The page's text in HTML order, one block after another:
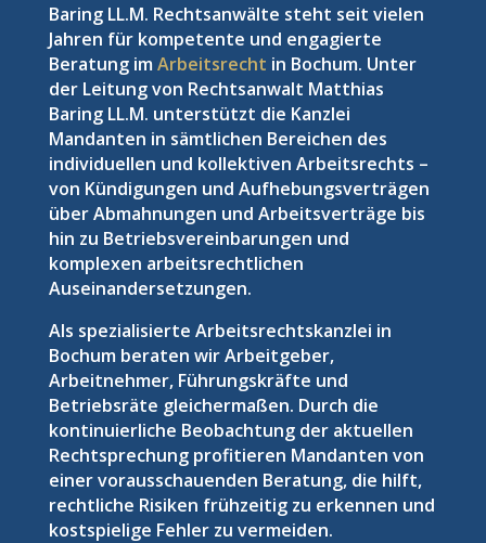
Baring LL.M. Rechtsanwälte steht seit vielen
Jahren für kompetente und engagierte
Beratung imArbeitsrecht in Bochum. Unter
der Leitung von Rechtsanwalt Matthias
Baring LL.M. unterstützt die Kanzlei
Mandanten in sämtlichen Bereichen des
individuellen und kollektiven Arbeitsrechts –
von Kündigungen und Aufhebungsverträgen
über Abmahnungen und Arbeitsverträge bis
hin zu Betriebsvereinbarungen und
komplexen arbeitsrechtlichen
Auseinandersetzungen.
Als spezialisierte Arbeitsrechtskanzlei in
Bochum beraten wir Arbeitgeber,
Arbeitnehmer, Führungskräfte und
Betriebsräte gleichermaßen. Durch die
kontinuierliche Beobachtung der aktuellen
Rechtsprechung profitieren Mandanten von
einer vorausschauenden Beratung, die hilft,
rechtliche Risiken frühzeitig zu erkennen und
kostspielige Fehler zu vermeiden.